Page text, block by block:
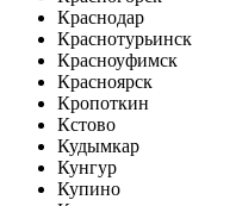
Краснодар
Краснотурьинск
Красноуфимск
Красноярск
Кропоткин
Кстово
Кудымкар
Кунгур
Купино